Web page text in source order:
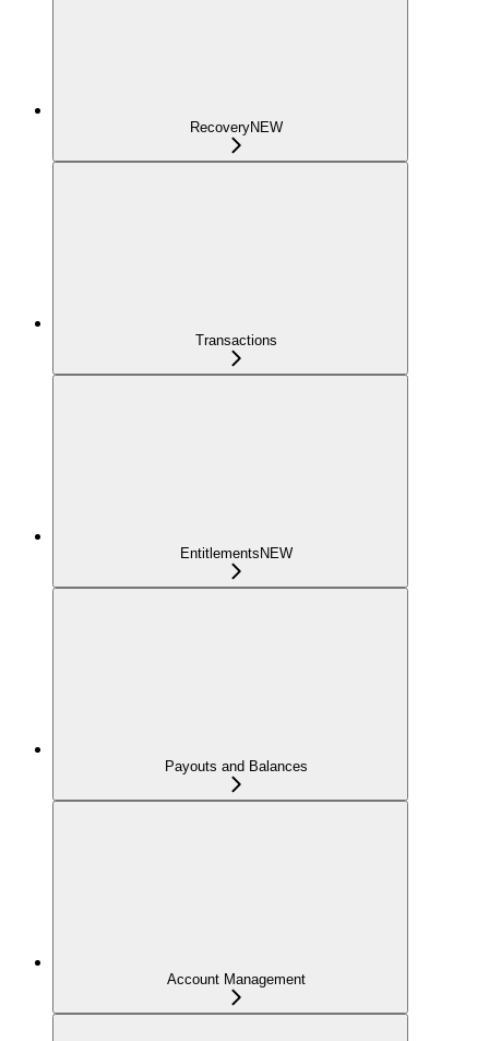
RecoveryNEW
Transactions
EntitlementsNEW
Payouts and Balances
Account Management